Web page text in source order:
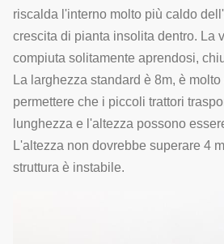
riscalda l'interno molto più caldo
crescita di pianta insolita dentro. La
compiuta solitamente aprendosi,
La larghezza standard è 8m, è
permettere che i piccoli trattori
lunghezza e l'altezza possono
L'altezza non dovrebbe superare 4
struttura è instabile.